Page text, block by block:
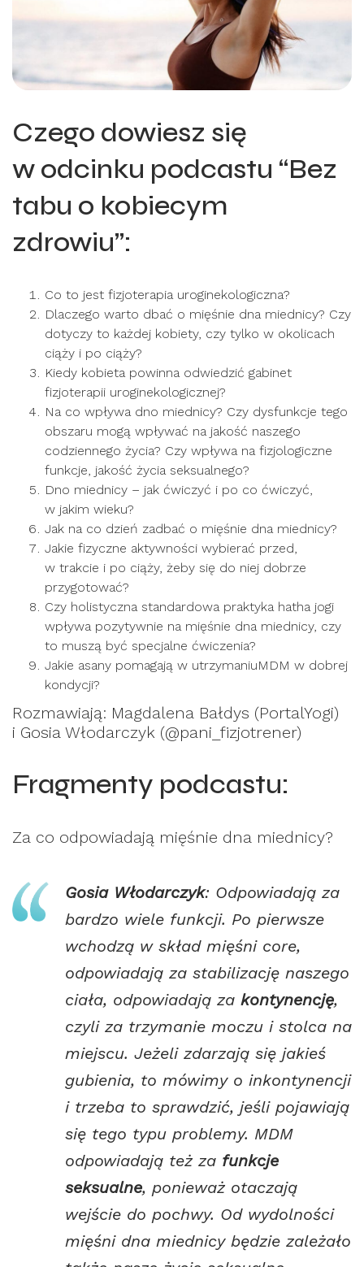
Czego dowiesz się
w odcinku podcastu “Bez
tabu o kobiecym
zdrowiu”:
Co to jest fizjoterapia uroginekologiczna?
Dlaczego warto dbać o mięśnie dna miednicy? Czy
dotyczy to każdej kobiety, czy tylko w okolicach
ciąży i po ciąży?
Kiedy kobieta powinna odwiedzić gabinet
fizjoterapii uroginekologicznej?
Na co wpływa dno miednicy? Czy dysfunkcje tego
obszaru mogą wpływać na jakość naszego
codziennego życia? Czy wpływa na fizjologiczne
funkcje, jakość życia seksualnego?
Dno miednicy – jak ćwiczyć i po co ćwiczyć,
w jakim wieku?
Jak na co dzień zadbać o mięśnie dna miednicy?
Jakie fizyczne aktywności wybierać przed,
w trakcie i po ciąży, żeby się do niej dobrze
przygotować?
Czy holistyczna standardowa praktyka hatha jogi
wpływa pozytywnie na mięśnie dna miednicy, czy
to muszą być specjalne ćwiczenia?
Jakie asany pomagają w utrzymaniuMDM w dobrej
kondycji?
Rozmawiają: Magdalena Bałdys (PortalYogi)
i Gosia Włodarczyk (@pani_fizjotrener)
Fragmenty podcastu:
Za co odpowiadają mięśnie dna miednicy?
Gosia Włodarczyk: Odpowiadają za
bardzo wiele funkcji. Po pierwsze
wchodzą w skład mięśni core,
odpowiadają za stabilizację naszego
ciała, odpowiadają za kontynencję,
czyli za trzymanie moczu i stolca na
miejscu. Jeżeli zdarzają się jakieś
gubienia, to mówimy o inkontynencji
i trzeba to sprawdzić, jeśli pojawiają
się tego typu problemy. MDM
odpowiadają też za funkcje
seksualne, ponieważ otaczają
wejście do pochwy. Od wydolności
mięśni dna miednicy będzie zależało